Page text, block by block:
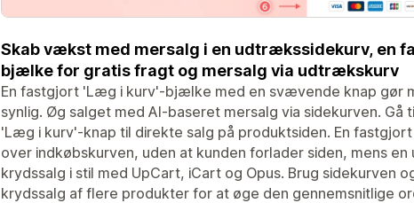
Skab vækst med mersalg i en udtrækssidekurv, en
bjælke for gratis fragt og mersalg via udtrækskurv
En fastgjort 'Læg i kurv'-bjælke med en svævende knap gør
synlig. Øg salget med AI-baseret mersalg via sidekurven. Gå
'Læg i kurv'-knap til direkte salg på produktsiden. En
over indkøbskurven, uden at kunden forlader siden, mens
krydssalg i stil med UpCart, iCart og Opus. Brug sidekurven
krydssalg af flere produkter for at øge den gennemsnitlige